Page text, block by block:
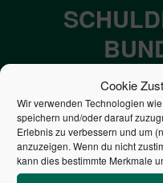
Cookie
Wir verwenden Technologien
speichern und/oder darauf
Erlebnis zu verbessern und um
anzuzeigen. Wenn du nicht
kann dies bestimmte Merkmale